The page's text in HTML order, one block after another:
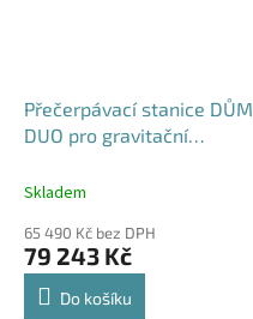
Přečerpávací stanice DŮM
DUO pro gravitační
- nádrž 2m3
Skladem
65 490 Kč bez DPH
79 243 Kč
Do košíku